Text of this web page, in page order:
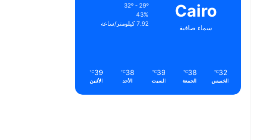
Cairo
سماء صافية
32º - 29º
43%
7.92 كيلومتر/ساعة
32
℃
الخميس
38
℃
الجمعة
39
℃
السبت
38
℃
الأحد
39
℃
الأثنين